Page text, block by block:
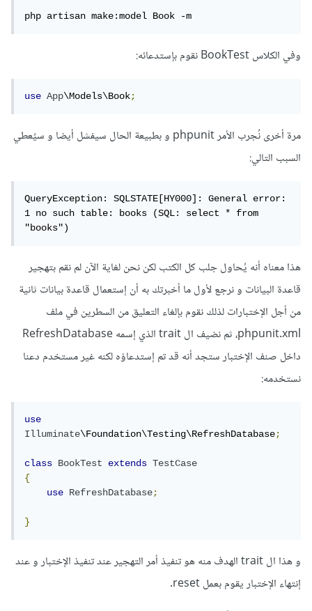
php artisan make:model Book -m
وفي الكلاس BookTest نقوم بإستدعائه:
use App\Models\Book;
مرة أخرى نُجرب الأمر phpunit و بطبيعة الحال سيفشل أيضا و سيُعطي
السبب التالي:
QueryException: SQLSTATE[HY000]: General error:
1 no such table: books (SQL: select * from
"books")
هذا معناه أنه يُحاول جلب كل الكتب لكن نحن لغاية الآن لم نقم بتهجير
قاعدة البيانات و نرجع لأول ما أخبرتك به أن إستعمال قاعدة بيانات ثانية
من أجل الإختبارات لذلك نقوم بإلغاء التعليق من السطرين في ملف
phpunit.xml، ثم نضيف ال trait الذي إسمه RefreshDatabase
داخل صنف الإختبار ستجد أنه قد تم إستدعاؤه لكنه غير مستخدم دعنا
نستخدمه:
use
Illuminate\Foundation\Testing\RefreshDatabase;
class BookTest extends
TestCase
{
use
RefreshDatabase;
}
و هذا ال trait الهدف منه هو تنفيذ أمر التهجير عند تنفيذ الإختبار و عند
إنتهاء الإختبار يقوم بعمل reset.